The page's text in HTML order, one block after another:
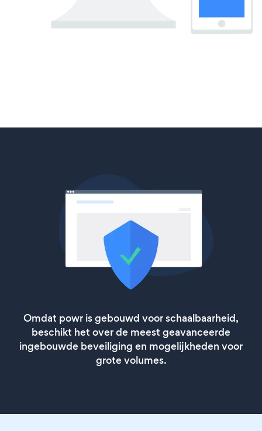
Omdat powr is gebouwd voor schaalbaarheid,
beschikt het over de meest geavanceerde
ingebouwde beveiliging en mogelijkheden voor
grote volumes.